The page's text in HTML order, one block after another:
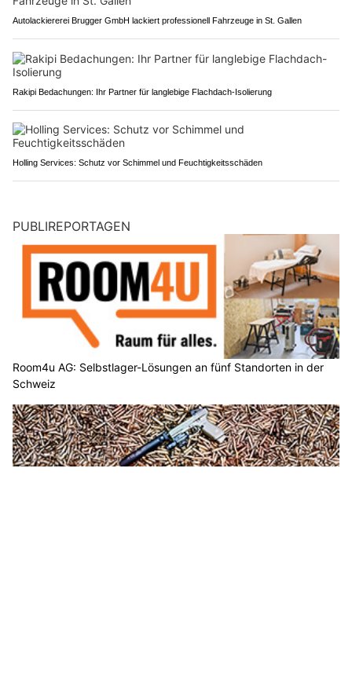
Autolackiererei Brugger GmbH lackiert professionell Fahrzeuge in St. Gallen
Rakipi Bedachungen: Ihr Partner für langlebige Flachdach-Isolierung
Holling Services: Schutz vor Schimmel und Feuchtigkeitsschäden
PUBLIREPORTAGEN
Room4u AG: Selbstlager-Lösungen an fünf Standorten in der
Schweiz